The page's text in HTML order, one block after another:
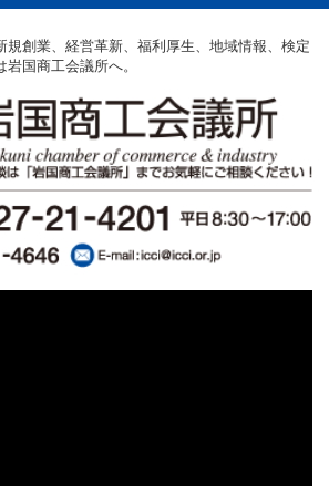
規創業、経営革新、福利厚生、地域情報、検定
国商工会議所へ。